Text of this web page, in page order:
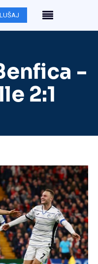
-
2:1